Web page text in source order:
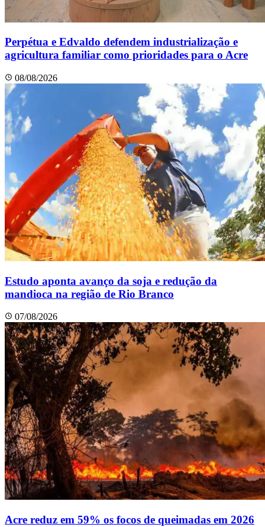
Perpétua e Edvaldo defendem industrialização e
agricultura familiar como prioridades para o Acre
08/08/2026
Estudo aponta avanço da soja e redução da
mandioca na região de Rio Branco
07/08/2026
Acre reduz em 59% os focos de queimadas em 2026